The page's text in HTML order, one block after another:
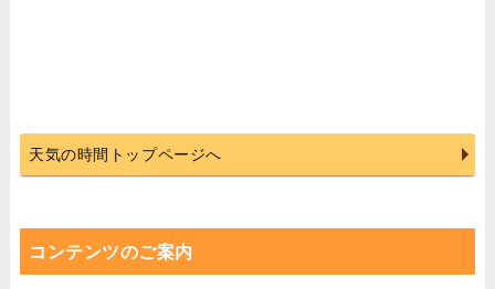
天気の時間トップページへ
コンテンツのご案内